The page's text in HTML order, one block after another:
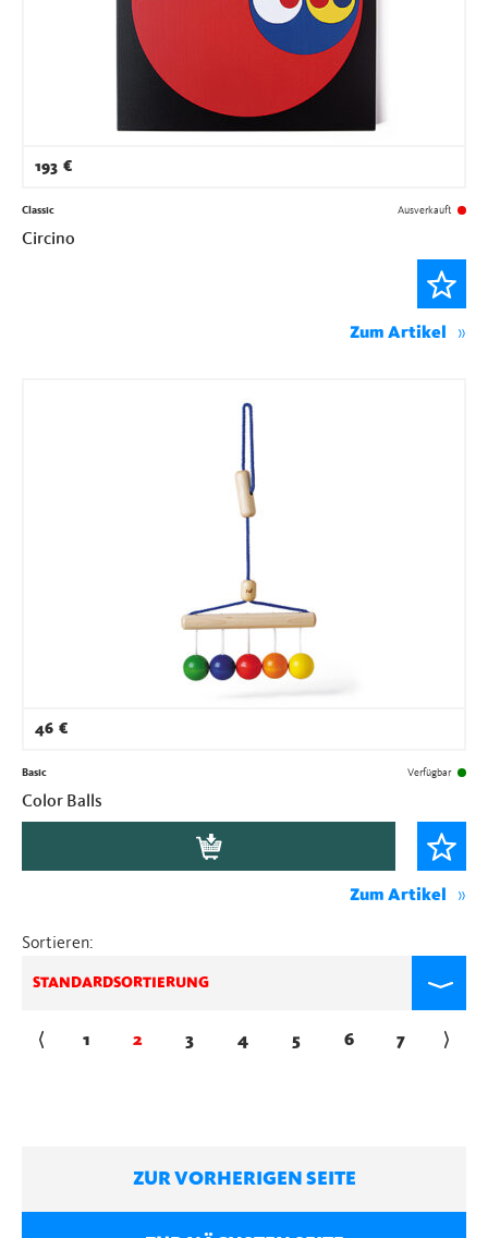
193 €
Classic Ausverkauft
Circino
Zum Artikel
46 €
Basic Verfügbar
Color Balls
Zum Artikel
Sortieren:
STANDARDSORTIERUNG
← 1 2 3 4 5 6 7 →
ZUR VORHERIGEN SEITE